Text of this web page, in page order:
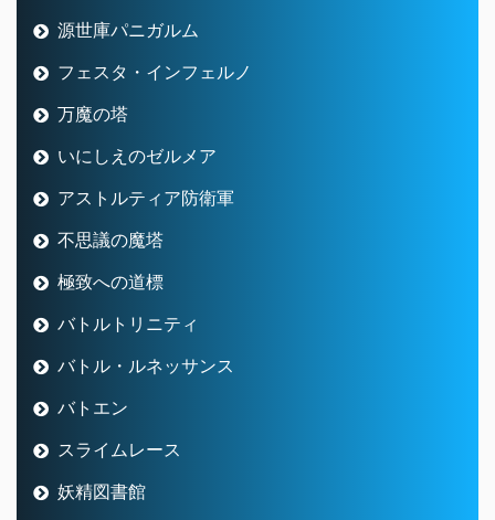
源世庫パニガルム
フェスタ・インフェルノ
万魔の塔
いにしえのゼルメア
アストルティア防衛軍
不思議の魔塔
極致への道標
バトルトリニティ
バトル・ルネッサンス
バトエン
スライムレース
妖精図書館